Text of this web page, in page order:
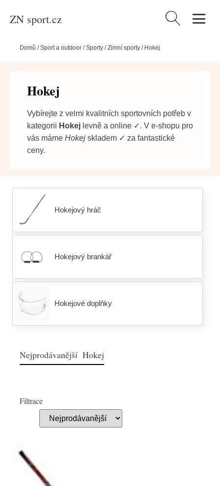
ZN sport.cz Vyhledávání
Domů /Sport a outdoor /Sporty /Zimní sporty / Hokej
Hokej
Vybírejte z velmi kvalitních sportovních potřeb v
kategorii Hokej levně a online ✓. V e-shopu pro
vás máme Hokej skladem ✓ za fantastické
ceny.
Hokejový hráč
Hokejový brankář
Hokejové doplňky
Nejprodávanější Hokej
Filtrace